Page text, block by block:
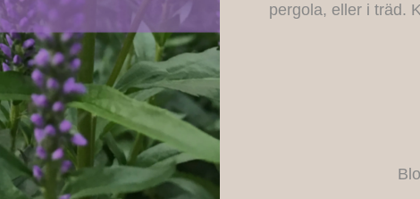
pergola, eller i träd.